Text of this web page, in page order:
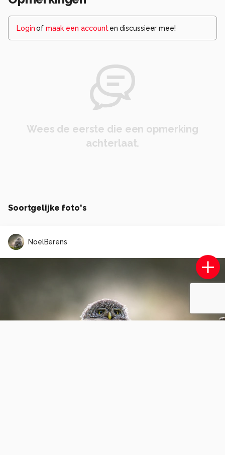
Loginof maak een account en discussieer mee!
Wees de eerste die een opmerking
achterlaat.
Soortgelijke foto's
NoelBerens